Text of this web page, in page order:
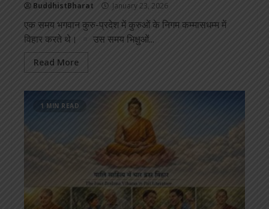
BuddhistBharat January 23, 2026
एक समय भगवान कुरु-प्रदेश में कुरुओं के निगम कम्मासधम्म में
विहार करते थे।
उस समय भिक्षुओं...
Read More
1 MIN READ